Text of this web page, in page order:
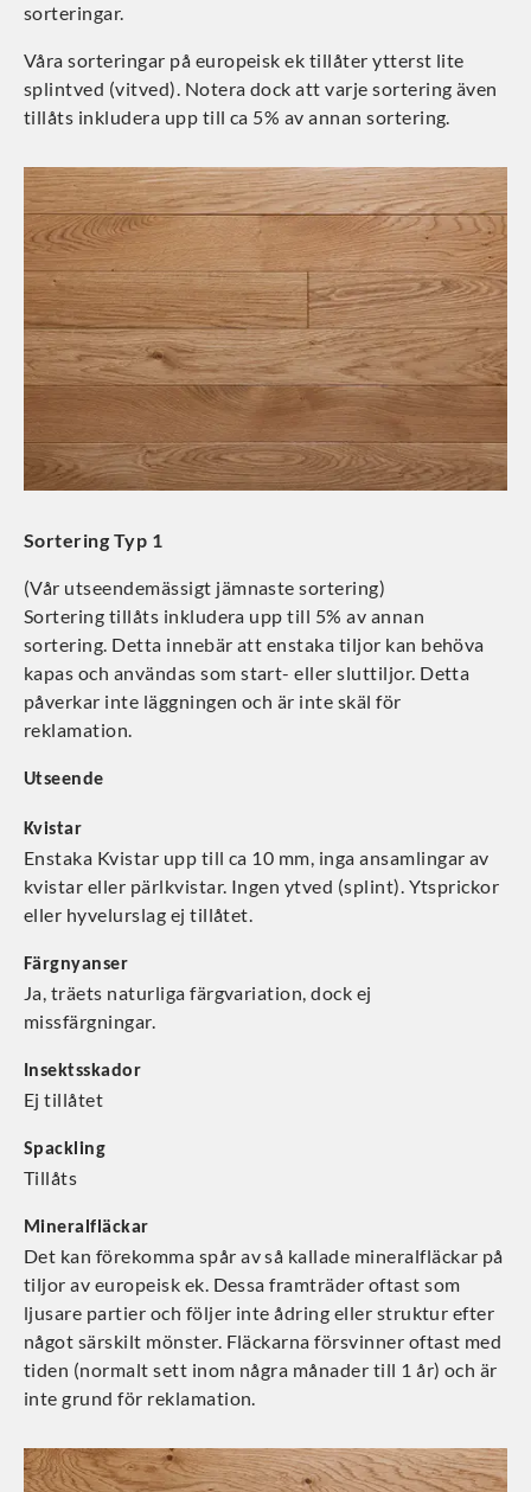
sorteringar.
Våra sorteringar på europeisk ek tillåter ytterst lite
splintved (vitved). Notera dock att varje sortering även
tillåts inkludera upp till ca 5% av annan sortering.
Sortering Typ 1
(Vår utseendemässigt jämnaste sortering)
Sortering tillåts inkludera upp till 5% av annan
sortering. Detta innebär att enstaka tiljor kan behöva
kapas och användas som start- eller sluttiljor. Detta
påverkar inte läggningen och är inte skäl för
reklamation.
Utseende
Kvistar
Enstaka Kvistar upp till ca 10 mm, inga ansamlingar av
kvistar eller pärlkvistar. Ingen ytved (splint). Ytsprickor
eller hyvelurslag ej tillåtet.
Färgnyanser
Ja, träets naturliga färgvariation, dock ej
missfärgningar.
Insektsskador
Ej tillåtet
Spackling
Tillåts
Mineralfläckar
Det kan förekomma spår av så kallade mineralfläckar på
tiljor av europeisk ek. Dessa framträder oftast som
ljusare partier och följer inte ådring eller struktur efter
något särskilt mönster. Fläckarna försvinner oftast med
tiden (normalt sett inom några månader till 1 år) och är
inte grund för reklamation.